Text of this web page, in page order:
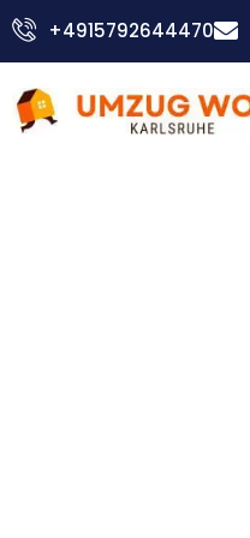
Zum
Inhalt
+4915792644470